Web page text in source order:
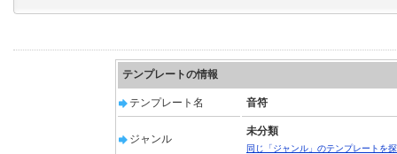
テンプレートの情報
テンプレート名 音符
ジャンル
未分類
同じ「ジャンル」のテンプレートを